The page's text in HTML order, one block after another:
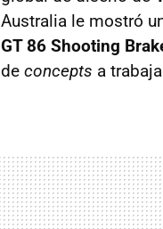
Australia le mostró
GT 86 Shooting
de concepts a